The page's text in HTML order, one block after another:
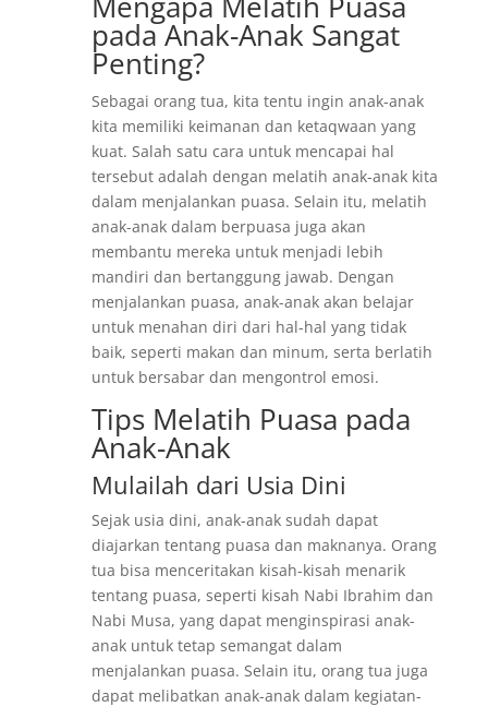
pada Anak-Anak Sangat
Penting?
Sebagai orang tua, kita tentu ingin anak-anak
kita memiliki keimanan dan ketaqwaan yang
kuat. Salah satu cara untuk mencapai hal
tersebut adalah dengan melatih anak-anak kita
dalam menjalankan puasa. Selain itu, melatih
anak-anak dalam berpuasa juga akan
membantu mereka untuk menjadi lebih
mandiri dan bertanggung jawab. Dengan
menjalankan puasa, anak-anak akan belajar
untuk menahan diri dari hal-hal yang tidak
baik, seperti makan dan minum, serta berlatih
untuk bersabar dan mengontrol emosi.
Tips Melatih Puasa pada
Anak-Anak
Mulailah dari Usia Dini
Sejak usia dini, anak-anak sudah dapat
diajarkan tentang puasa dan maknanya. Orang
tua bisa menceritakan kisah-kisah menarik
tentang puasa, seperti kisah Nabi Ibrahim dan
Nabi Musa, yang dapat menginspirasi anak-
anak untuk tetap semangat dalam
menjalankan puasa. Selain itu, orang tua juga
dapat melibatkan anak-anak dalam kegiatan-